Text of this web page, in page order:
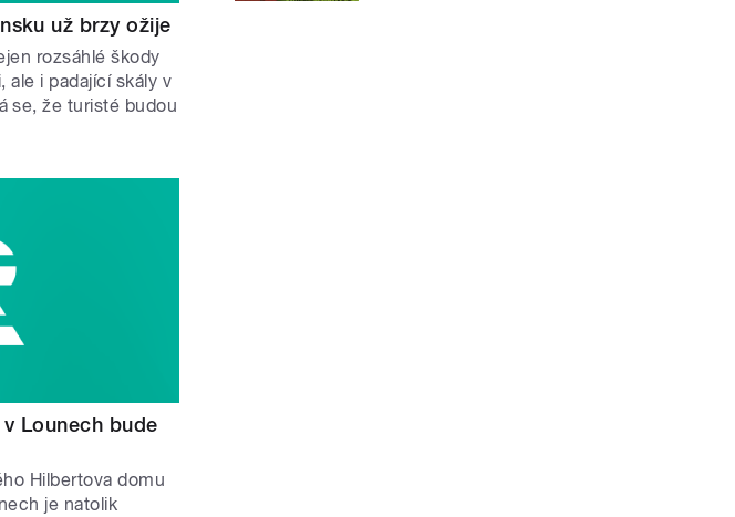
už brzy ožije
rozsáhlé škody
ale i padající skály v
se, že turisté budou
Lounech bude
Hilbertova domu
je natolik